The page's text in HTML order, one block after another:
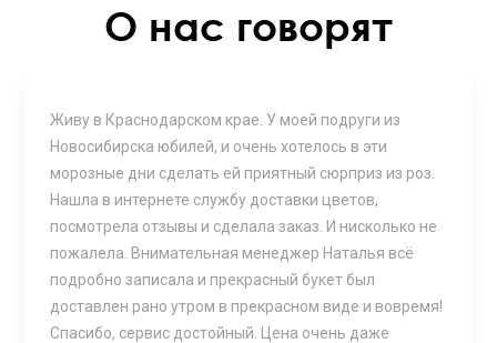
О нас говорят
Живу в Краснодарском крае. У моей подруги из
Новосибирска юбилей, и очень хотелось в эти
морозные дни сделать ей приятный сюрприз из роз.
Нашла в интернете службу доставки цветов,
посмотрела отзывы и сделала заказ. И нисколько не
пожалела. Внимательная менеджер Наталья всё
подробно записала и прекрасный букет был
доставлен рано утром в прекрасном виде и вовремя!
Спасибо, сервис достойный. Цена очень даже